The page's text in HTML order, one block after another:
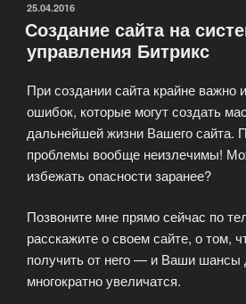
ОПУБЛИКОВАНО
25.04.2016
Создание сайта на
управления Битрикс
При создании сайта крайне важно
ошибок, которые могут создать
дальнейшей жизни Вашего сайта.
проблемы вообще неизлечимы!
избежать опасности заранее?
Позвоните мне прямо сейчас по
расскажите о своем сайте, о том,
получить от него — и Ваши шансы
многократно увеличатся.